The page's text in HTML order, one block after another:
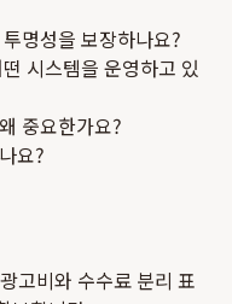
명성을 보장하나요?
시스템을 운영하고 있
중요한가요?
요?
고비와 수수료 분리 표